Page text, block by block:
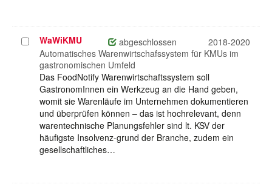
Projekt
auswählen
WaWiKMU abgeschlossen
2018-2020
Automatisches Warenwirtschafssystem für KMUs im
gastronomischen Umfeld
Das FoodNotify Warenwirtschaftssystem soll
GastronomInnen ein Werkzeug an die Hand geben,
womit sie Warenläufe im Unternehmen dokumentieren
und überprüfen können – das ist hochrelevant, denn
warentechnische Planungsfehler sind lt. KSV der
häufigste Insolvenz-grund der Branche, zudem ein
gesellschaftliches…